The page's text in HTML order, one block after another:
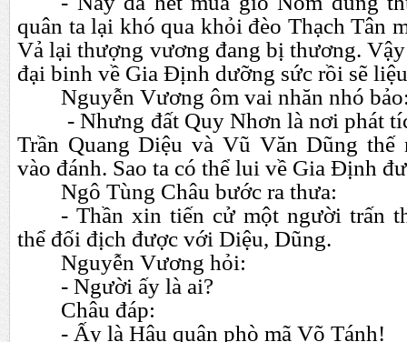
quân ta lại khó qua khỏi đèo Thạch Tân
Vả lại thượng vương đang bị thương.
đại binh về Gia Định dưỡng sức rồi sẽ
Nguyễn Vương ôm vai nhăn nhó
- Nhưng đất Quy Nhơn là nơi phát
Trần Quang Diệu và Vũ Văn Dũng thế
vào đánh. Sao ta có thể lui về Gia Định
Ngô Tùng Châu bước ra thưa:
- Thần xin tiến cử một người trấn
thể đối địch được với Diệu, Dũng.
Nguyễn Vương hỏi:
- Người ấy là ai?
Châu đáp:
- Ấy là Hậu quân phò mã Võ Tánh!